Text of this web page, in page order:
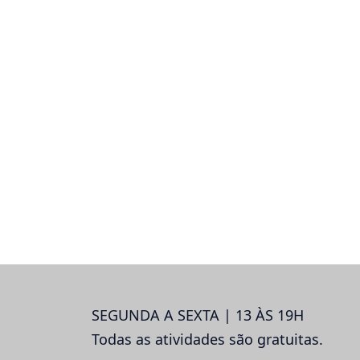
SEGUNDA A SEXTA | 13 ÀS 19H
Todas as atividades são gratuitas.